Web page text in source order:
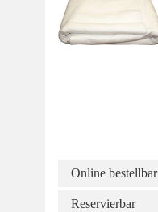
Online bestellbar
Reservierbar